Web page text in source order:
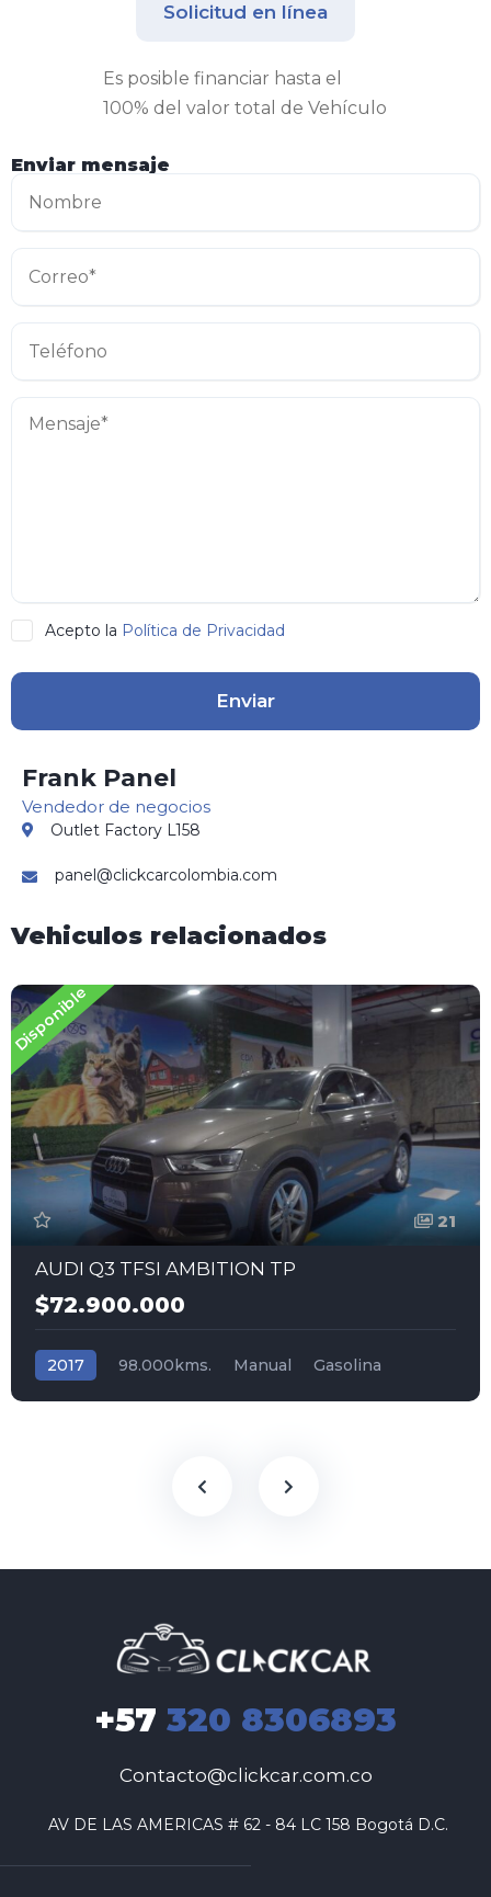
Solicitud en línea
Es posible financiar hasta el
100% del valor total de Vehículo
Enviar mensaje
Acepto la Política de Privacidad
Enviar
Frank Panel
Vendedor de negocios
Outlet Factory L158
panel@clickcarcolombia.com
Vehiculos relacionados
Disponible
21
AUDI Q3 TFSI AMBITION TP
$72.900.000
2017 98.000kms. Manual
Gasolina
+57 320 8306893
Contacto@clickcar.com.co
AV DE LAS AMERICAS # 62 - 84 LC 158 Bogotá D.C.